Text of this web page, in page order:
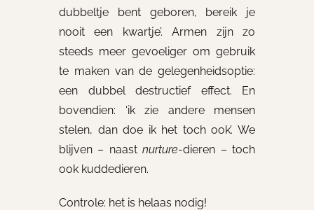
dubbeltje bent geboren, bereik je
nooit een kwartje’. Armen zijn zo
steeds meer gevoeliger om gebruik
te maken van de gelegenheidsoptie:
een dubbel destructief effect. En
bovendien: ‘ik zie andere mensen
stelen, dan doe ik het toch ook’. We
blijven – naastnurture-dieren – toch
ook kuddedieren.
Controle: het is helaas nodig!